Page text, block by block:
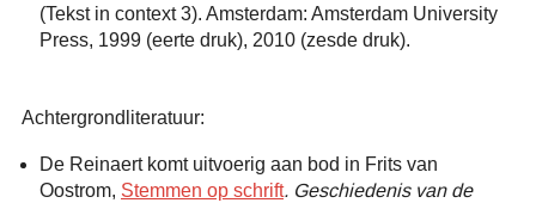
(Tekst in context 3). Amsterdam: Amsterdam University
Press, 1999 (eerte druk), 2010 (zesde druk).
Achtergrondliteratuur:
De Reinaert komt uitvoerig aan bod in Frits van
Oostrom, Stemmen op schrift. Geschiedenis van de